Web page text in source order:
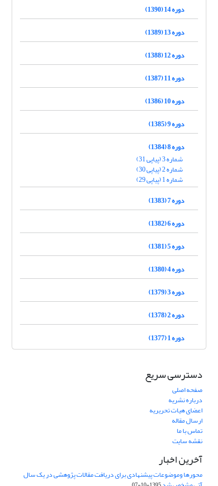
دوره 14 (1390)
دوره 13 (1389)
دوره 12 (1388)
دوره 11 (1387)
دوره 10 (1386)
دوره 9 (1385)
دوره 8 (1384)
شماره 3 (پیاپی 31)
شماره 2 (پیاپی 30)
شماره 1 (پیاپی 29)
دوره 7 (1383)
دوره 6 (1382)
دوره 5 (1381)
دوره 4 (1380)
دوره 3 (1379)
دوره 2 (1378)
دوره 1 (1377)
دسترسی سریع
صفحه اصلی
درباره نشریه
اعضای هیات تحریریه
ارسال مقاله
تماس با ما
نقشه سایت
آخرین اخبار
محورها وموضوعات پیشنهادی برای دریافت مقالات پژوهشی در یک سال